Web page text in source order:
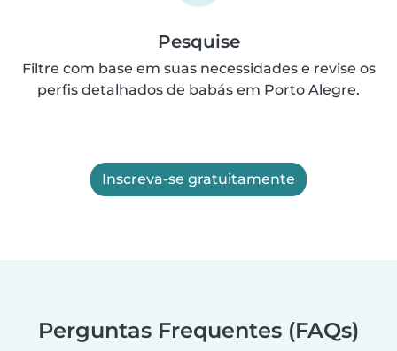
Pesquise
Filtre com base em suas necessidades e revise os
perfis detalhados de babás em Porto Alegre.
Inscreva-se gratuitamente
Perguntas Frequentes (FAQs)